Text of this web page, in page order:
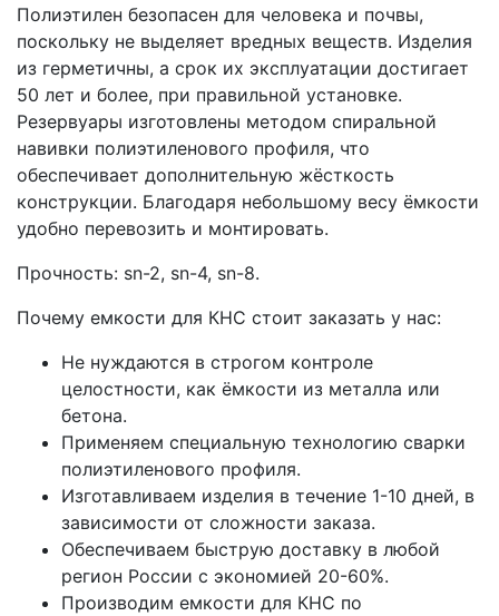
Полиэтилен безопасен для человека и почвы,
поскольку не выделяет вредных веществ. Изделия
из герметичны, а срок их эксплуатации достигает
50 лет и более, при правильной установке.
Резервуары изготовлены методом спиральной
навивки полиэтиленового профиля, что
обеспечивает дополнительную жёсткость
конструкции. Благодаря небольшому весу ёмкости
удобно перевозить и монтировать.
Прочность: sn-2, sn-4, sn-8.
Почему емкости для КНС стоит заказать у нас:
Не нуждаются в строгом контроле
целостности, как ёмкости из металла или
бетона.
Применяем специальную технологию сварки
полиэтиленового профиля.
Изготавливаем изделия в течение 1-10 дней, в
зависимости от сложности заказа.
Обеспечиваем быструю доставку в любой
регион России с экономией 20-60%.
Производим емкости для КНС по